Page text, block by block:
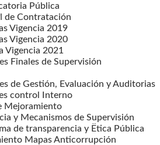
Pública
de Contratación
Vigencia 2019
Vigencia 2020
Vigencia 2021
Finales de Supervisión
de Gestión, Evaluación y Auditorias
control Interno
Mejoramiento
y Mecanismos de Supervisión
de transparencia y Ëtica Pública
Mapas Anticorrupción